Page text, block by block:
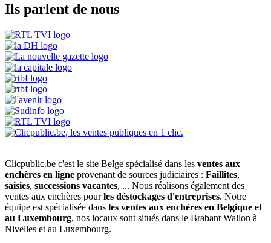
Ils parlent de nous
Clicpublic.be c'est le site Belge spécialisé dans les ventes aux
enchères en ligne provenant de sources judiciaires : Faillites,
saisies, successions vacantes, ... Nous réalisons également des
ventes aux enchères pourles déstockages d'entreprises. Notre
équipe est spécialisée dans les ventes aux enchères en Belgique et
au Luxembourg, nos locaux sont situés dans le Brabant Wallon à
Nivelles et au Luxembourg.